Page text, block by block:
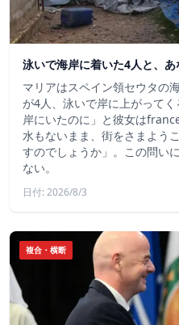
泳いで海岸に着いた4人と、
マリアはスペイン領セウタの
が4人、泳いで岸に上がって
岸にいたのに」と彼女は
水もないまま、街をさまよう
すのでしょうか」。この問い
ない。
日付: 2026/8/3
複合・横断